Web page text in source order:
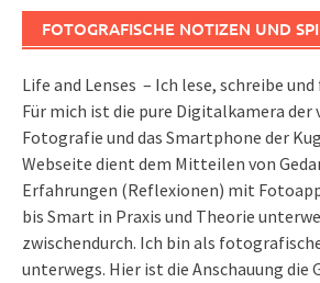
FOTOGRAFISCHE NOTIZEN UND
Life and Lenses – Ich lese, schreibe
Für mich ist die pure Digitalkamera der
Fotografie und das Smartphone der
Webseite dient dem Mitteilen von
Erfahrungen (Reflexionen) mit
bis Smart in Praxis und Theorie
zwischendurch. Ich bin als
unterwegs. Hier ist die Anschauung die